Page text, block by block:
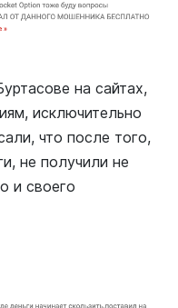
на сайтах,
исключительно
что после того,
не получили не
и своего